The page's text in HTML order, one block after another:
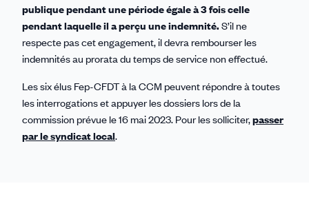
publique pendant une période égale à 3 fois celle
pendant laquelle il a perçu une indemnité. S’il ne
respecte pas cet engagement, il devra rembourser les
indemnités au prorata du temps de service non effectué.
Les six élus Fep-CFDT à la CCM peuvent répondre à toutes
les interrogations et appuyer les dossiers lors de la
commission prévue le 16 mai 2023. Pour les solliciter,passer
par le syndicat local.